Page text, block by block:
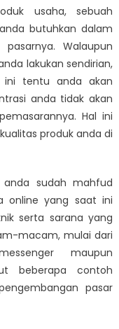
Dan
Kembangkan
Usaha
Anda
Melalui
Media
Promo
Tepat
usaha, sebuah
butuhkan dalam
Walaupun
lakukan sendirian,
ini tentu anda akan
anda tidak akan
Hal ini
produk anda di
sudah mahfud
online yang saat ini
serta sarana yang
macam, mulai dari
maupun
beberapa contoh
pasar